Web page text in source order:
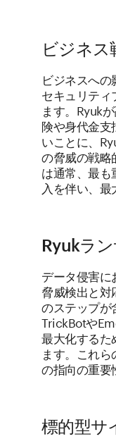
ビジネ
ビジネスへの
セキュリティ
ます。Ryuk
険や身代金
いことに、
の脅威の戦略
は通常、最
入を伴い、最
Ryukラ
データ侵害
脅威検出と
のステップが
TrickBotや
最大化するた
ます。これ
の指向の重要
標的型サ